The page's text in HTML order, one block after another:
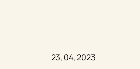
23, 04, 2023